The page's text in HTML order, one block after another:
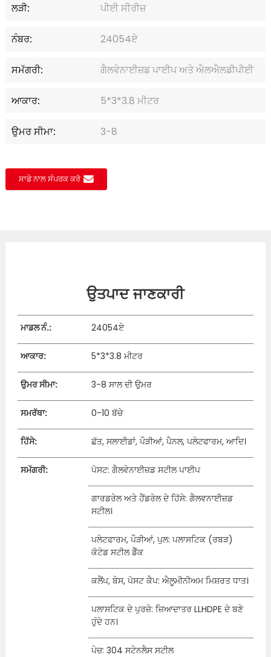
ਲੜੀ: ਪੀਈ ਸੀਰੀਜ਼
ਨੰਬਰ: 24054ਏ
ਸਮੱਗਰੀ: ਗੈਲਵੇਨਾਈਜ਼ਡ ਪਾਈਪ ਅਤੇ ਐਲਐਲਡੀਪੀਈ
ਆਕਾਰ: 5*3*3.8 ਮੀਟਰ
ਉਮਰ ਸੀਮਾ: 3-8
ਸਾਡੇ ਨਾਲ ਸੰਪਰਕ ਕਰੋ
ਉਤਪਾਦ ਜਾਣਕਾਰੀ
ਮਾਡਲ ਨੰ.: 24054ਏ
ਆਕਾਰ: 5*3*3.8 ਮੀਟਰ
ਉਮਰ ਸੀਮਾ: 3-8 ਸਾਲ ਦੀ ਉਮਰ
ਸਮਰੱਥਾ: 0-10 ਬੱਚੇ
ਹਿੱਸੇ: ਛੱਤ, ਸਲਾਈਡਾਂ, ਪੌੜੀਆਂ, ਪੈਨਲ, ਪਲੇਟਫਾਰਮ, ਆਦਿ।
ਸਮੱਗਰੀ: ਪੋਸਟ: ਗੈਲਵੇਨਾਈਜ਼ਡ ਸਟੀਲ ਪਾਈਪ
ਗਾਰਡਰੇਲ ਅਤੇ ਹੈਂਡਰੇਲ ਦੇ ਹਿੱਸੇ: ਗੈਲਵਨਾਈਜ਼ਡ
ਸਟੀਲ।
ਪਲੇਟਫਾਰਮ, ਪੌੜੀਆਂ, ਪੁਲ: ਪਲਾਸਟਿਕ (ਰਬੜ)
ਕੋਟੇਡ ਸਟੀਲ ਡੈੱਕ
ਕਲੈਂਪ, ਬੇਸ, ਪੋਸਟ ਕੈਪ: ਐਲੂਮੀਨੀਅਮ ਮਿਸ਼ਰਤ ਧਾਤ।
ਪਲਾਸਟਿਕ ਦੇ ਪੁਰਜ਼ੇ: ਜ਼ਿਆਦਾਤਰ LLHDPE ਦੇ ਬਣੇ
ਹੁੰਦੇ ਹਨ।
ਪੇਚ: 304 ਸਟੇਨਲੈਸ ਸਟੀਲ